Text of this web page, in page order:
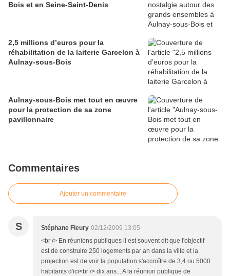
Bois et en Seine-Saint-Denis
2,5 millions d’euros pour la
réhabilitation de la laiterie Garcelon à
Aulnay-sous-Bois
Aulnay-sous-Bois met tout en œuvre
pour la protection de sa zone
pavillonnaire
Commentaires
Ajouter un commentaire
S Stéphane Fleury 02/12/2009 13:05
<br /> En réunions publiques il est souvent dit que l'objectif
est de construire 250 logements par an dans la ville et la
projection est de voir la population s'accroître de 3,4 ou 5000
habitants d'ici<br /> dix ans... A la réunion publique de